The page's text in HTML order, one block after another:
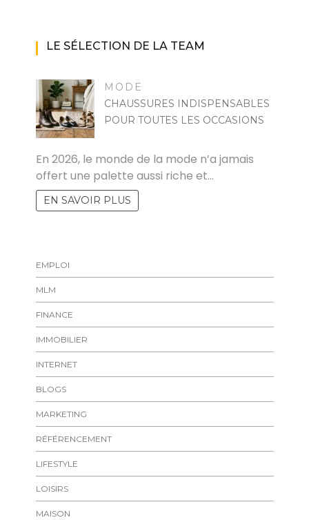
LE SÉLECTION DE LA TEAM
MODE
CHAUSSURES INDISPENSABLES
POUR TOUTES LES OCCASIONS
En 2026, le monde de la mode n’a jamais
offert une palette aussi riche et…
EN SAVOIR PLUS
EMPLOI
MLM
FINANCE
IMMOBILIER
INTERNET
BLOGS
MARKETING
RÉFÉRENCEMENT
LIFESTYLE
LOISIRS
MAISON